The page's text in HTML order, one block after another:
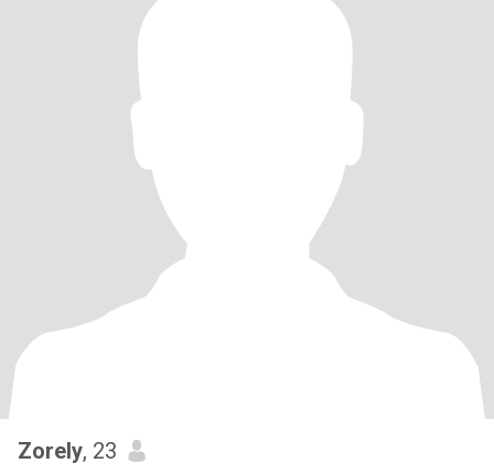
Zorely, 23